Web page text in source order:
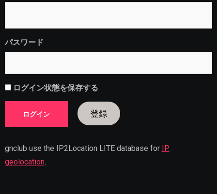
パスワード
ログイン状態を保存する
登録
gnclub use the IP2Location LITE database for IP
geolocation.